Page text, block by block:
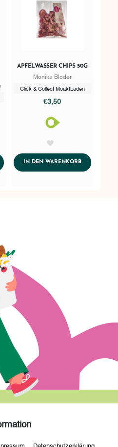
APFELWASSER CHIPS 50G
Monika Bloder
Click & Collect MoaktLaden
€3,50
IN DEN WARENKORBADDTOCART
Datenschutzerklärung